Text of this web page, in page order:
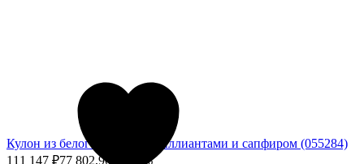
Кулон из белого золота с бриллиантами и сапфиром (055284)
111 147 ₽77 802,90 - 30%